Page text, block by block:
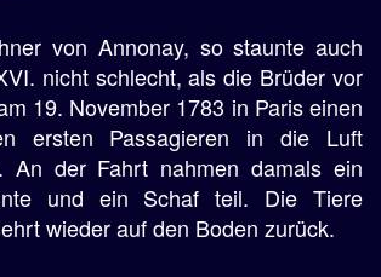
von Annonay, so staunte auch
nicht schlecht, als die Brüder vor
19. November 1783 in Paris einen
ersten Passagieren in die Luft
An der Fahrt nahmen damals ein
und ein Schaf teil. Die Tiere
wieder auf den Boden zurück.